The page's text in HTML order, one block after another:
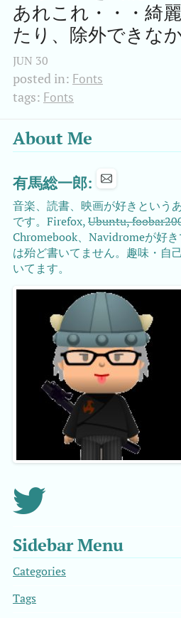
あれこれ・・・綺
たり、除外できなか
JUN 30
posted in: Fonts
tags: Fonts
About Me
有馬総一郎:
音楽、読書、映画が好きという
です。Firefox,Ubuntu,
Chromebook、Navidromeが好
は殆ど書いてません。趣味・自
いてます。
Sidebar Menu
Categories
Tags